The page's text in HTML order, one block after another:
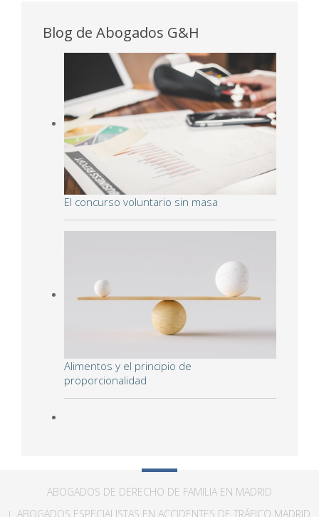
Blog de Abogados G&H
El concurso voluntario sin masa
Alimentos y el principio de
proporcionalidad
ABOGADOS DE DERECHO DE FAMILIA EN MADRID
ABOGADOS ESPECIALISTAS EN ACCIDENTES DE TRÁFICO MADRID